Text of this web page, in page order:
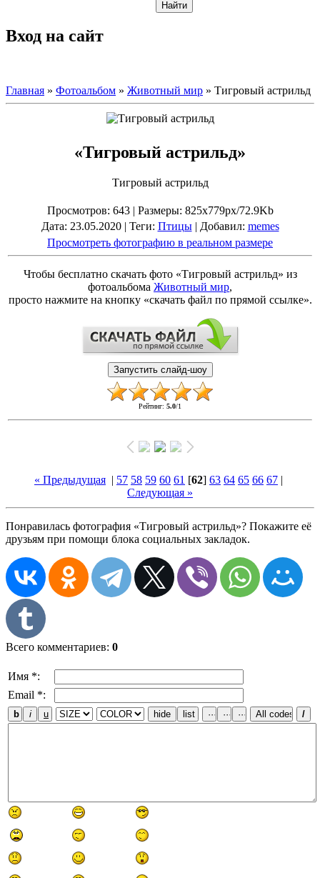
Вход на сайт
Главная » Фотоальбом » Животный мир » Тигровый астрильд
«Тигровый астрильд»
Тигровый астрильд
Просмотров: 643 | Размеры: 825x779px/72.9Kb
Дата: 23.05.2020 | Теги: Птицы| Добавил: memes
Просмотреть фотографию в реальном размере
Чтобы бесплатно скачать фото «Тигровый астрильд» из
фотоальбома Животный мир,
просто нажмите на кнопку «скачать файл по прямой ссылке».
Рейтинг: 5.0/1
« Предыдущая | 57 58 59 60 61 [62] 63 64 65 66 67 |
Следующая »
Понравилась фотография «Тигровый астрильд»? Покажите её
друзьям при помощи блока социальных закладок.
Всего комментариев: 0
Имя *:
Email *: